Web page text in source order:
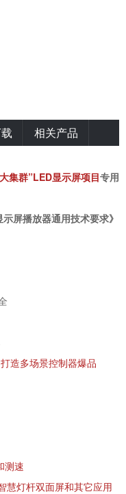
相关产品
集群”LED显示屏项目专用
屏播放器通用技术要求》
造多场景控制器爆品
测速
慧灯杆双面屏和其它应用